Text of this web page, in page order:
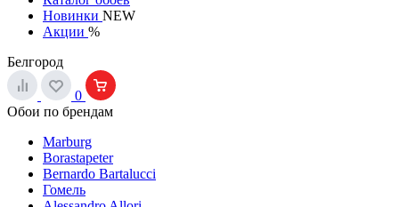
Новинки NEW
Акции %
Белгород
0
Обои по брендам
Marburg
Borastapeter
Bernardo Bartalucci
Гомель